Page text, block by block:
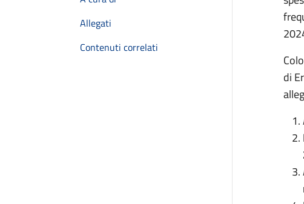
Allegati
Contenuti correlati
di